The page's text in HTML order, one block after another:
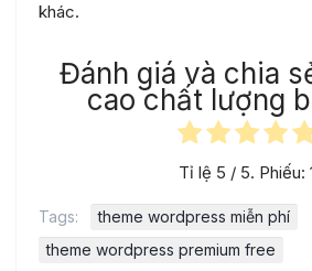
khác.
Đánh giá và chia
cao chất lượng
Tỉ lệ 5 / 5. Phiếu:
Tags:
theme wordpress miễn phí
theme wordpress premium free